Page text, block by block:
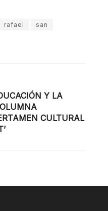
rafael san
Y LA
CULTURAL